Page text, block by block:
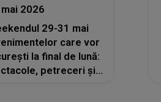
2026
29-31 mai
care vor
la final de lună:
petreceri și